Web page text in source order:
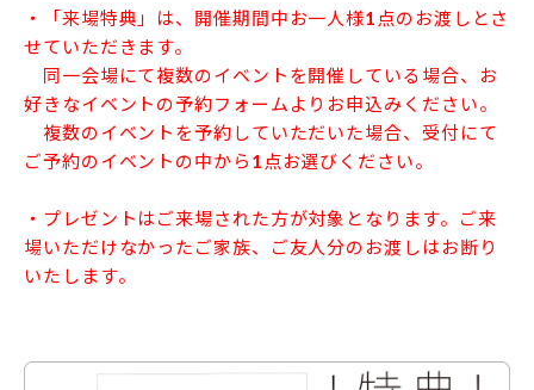
・「来場特典」は、開催期間中お一人様1点のお渡しとさ
せていただきます。
同一会場にて複数のイベントを開催している場合、お
好きなイベントの予約フォームよりお申込みください。
複数のイベントを予約していただいた場合、受付にて
ご予約のイベントの中から1点お選びください。
・プレゼントはご来場された方が対象となります。ご来
場いただけなかったご家族、ご友人分のお渡しはお断り
いたします。